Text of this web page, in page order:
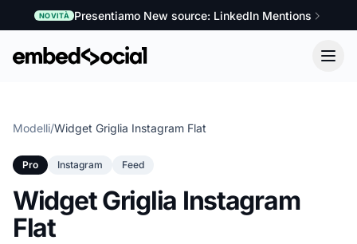
NOVITÀ Presentiamo New source: LinkedIn Mentions
Modelli/Widget Griglia Instagram Flat
Pro Instagram Feed
Widget Griglia Instagram
Flat